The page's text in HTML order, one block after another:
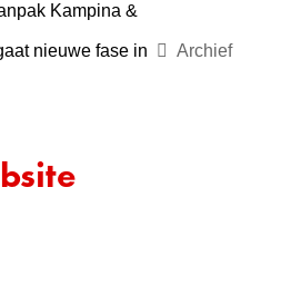
Kampina &
nieuwe fase in Archief